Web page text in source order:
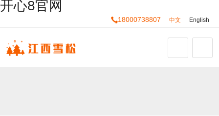
开心8官网
18000738807 中文 English